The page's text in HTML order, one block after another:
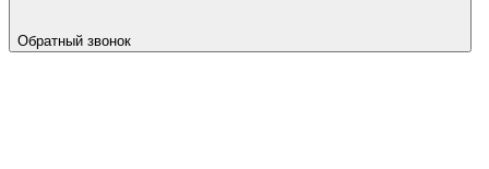
Обратный звонок